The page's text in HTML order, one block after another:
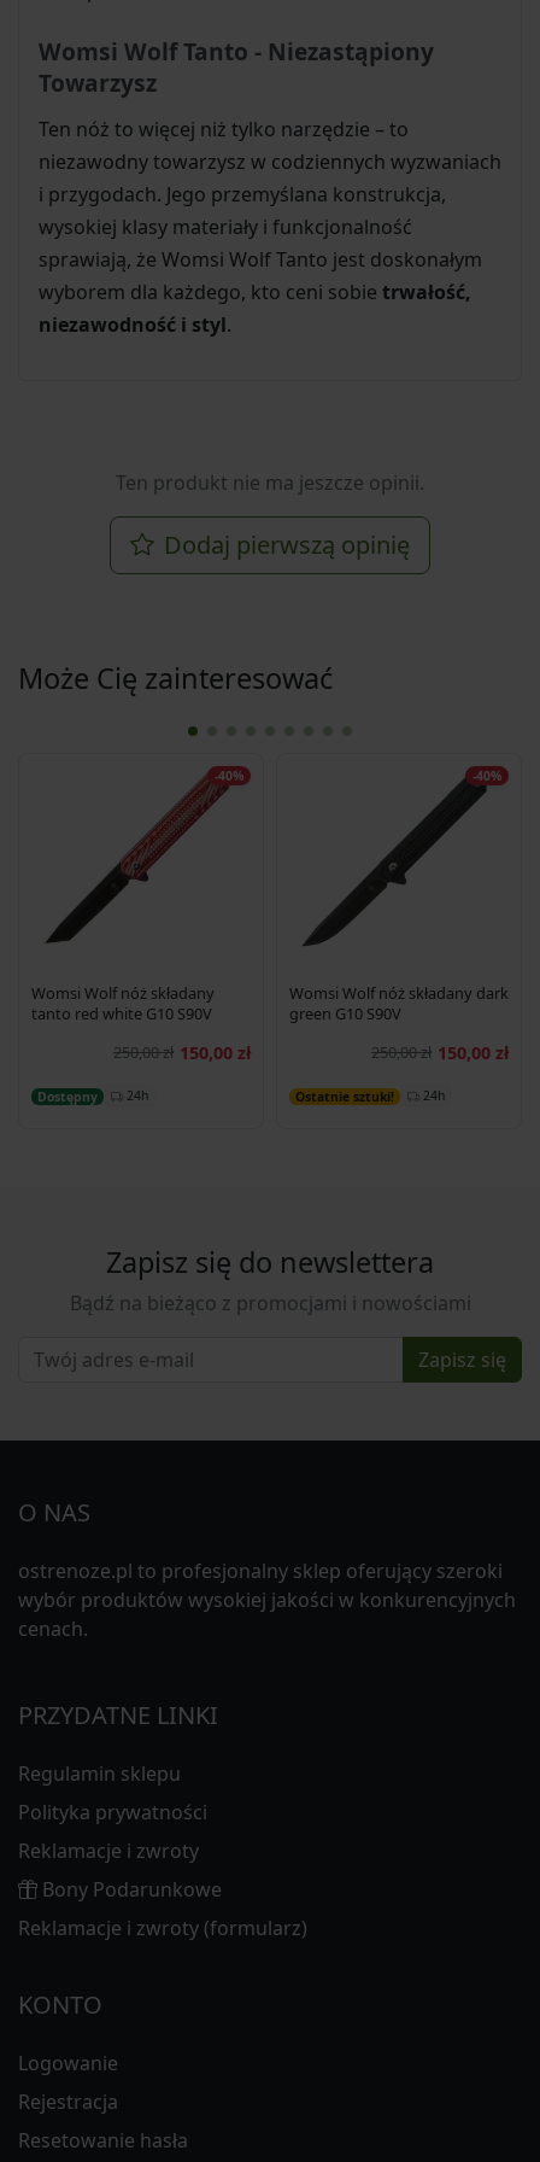
Womsi Wolf Tanto - Niezastąpiony
Towarzysz
Ten nóż to więcej niż tylko narzędzie – to
niezawodny towarzysz w codziennych wyzwaniach
i przygodach. Jego przemyślana konstrukcja,
wysokiej klasy materiały i funkcjonalność
sprawiają, że Womsi Wolf Tanto jest doskonałym
wyborem dla każdego, kto ceni sobie trwałość,
niezawodność i styl.
Ten produkt nie ma jeszcze opinii.
Dodaj pierwszą opinię
Może Cię zainteresować
-40%
Womsi Wolf nóż składany
tanto red white G10 S90V
250,00 zł 150,00 zł
Dostępny 24h
Dodaj do koszyka
-40%
Womsi Wolf nóż składany dark
green G10 S90V
250,00 zł 150,00 zł
Ostatnie sztuki! 24h
Dodaj do koszyka
Zapisz się do newslettera
Bądź na bieżąco z promocjami i nowościami
Zapisz się
O NAS
ostrenoze.pl to profesjonalny sklep oferujący szeroki
wybór produktów wysokiej jakości w konkurencyjnych
cenach.
PRZYDATNE LINKI
Regulamin sklepu
Polityka prywatności
Reklamacje i zwroty
Bony Podarunkowe
Reklamacje i zwroty (formularz)
KONTO
Logowanie
Rejestracja
Resetowanie hasła